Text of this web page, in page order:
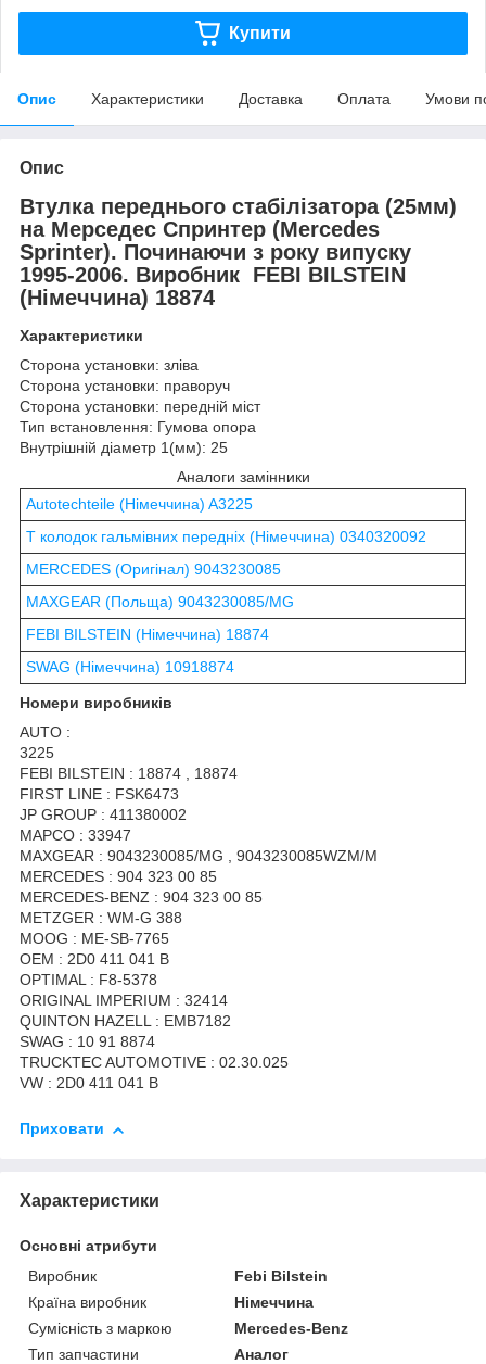
Купити
Опис Характеристики Доставка Оплата Умови
Опис
Втулка переднього стабілізатора (25мм)
на Мерседес Спринтер (Mercedes
Sprinter). Починаючи з року випуску
1995-2006. Виробник FEBI BILSTEIN
(Німеччина) 18874
Характеристики
Сторона установки: зліва
Сторона установки: праворуч
Сторона установки: передній міст
Тип встановлення: Гумова опора
Внутрішній діаметр 1(мм): 25
Аналоги замінники
Autotechteile (Німеччина) A3225
Т колодок гальмівних передніх (Німеччина) 0340320092
MERCEDES (Оригінал) 9043230085
MAXGEAR (Польща) 9043230085/MG
FEBI BILSTEIN (Німеччина) 18874
SWAG (Німеччина) 10918874
Номери виробників
AUTO :
3225
FEBI BILSTEIN : 18874 , 18874
FIRST LINE : FSK6473
JP GROUP : 411380002
MAPCO : 33947
MAXGEAR : 9043230085/MG , 9043230085WZM/M
MERCEDES : 904 323 00 85
MERCEDES-BENZ : 904 323 00 85
METZGER : WM-G 388
MOOG : ME-SB-7765
OEM : 2D0 411 041 B
OPTIMAL : F8-5378
ORIGINAL IMPERIUM : 32414
QUINTON HAZELL : EMB7182
SWAG : 10 91 8874
TRUCKTEC AUTOMOTIVE : 02.30.025
VW : 2D0 411 041 B
Приховати
Характеристики
Основні атрибути
Виробник
Febi Bilstein
Країна виробник
Німеччина
Сумісність з маркою
Mercedes-Benz
Тип запчастини
Аналог